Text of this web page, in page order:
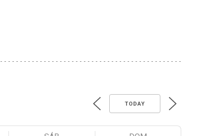
TODAY